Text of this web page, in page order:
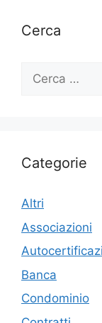
Cerca
Ricerca
Categorie
Altri
Associazioni
Banca
Condominio